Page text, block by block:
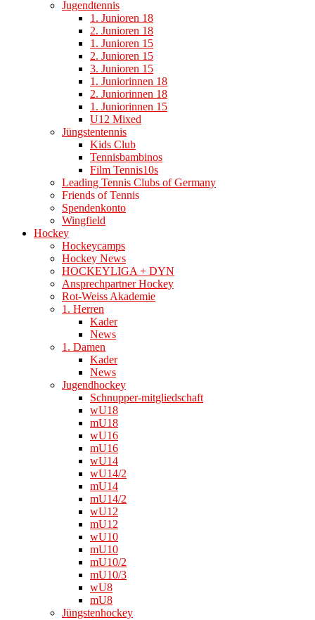
Jugendtennis
1. Junioren 18
2. Junioren 18
1. Junioren 15
2. Junioren 15
3. Junioren 15
1. Juniorinnen 18
2. Juniorinnen 18
1. Juniorinnen 15
U12 Mixed
Jüngstentennis
Kids Club
Tennisbambinos
Film Tennis10s
Leading Tennis Clubs of Germany
Friends of Tennis
Spendenkonto
Wingfield
Hockey
Hockeycamps
Hockey News
HOCKEYLIGA + DYN
Ansprechpartner Hockey
Rot-Weiss Akademie
1. Herren
Kader
News
1. Damen
Kader
News
Jugendhockey
Schnupper-mitgliedschaft
wU18
mU18
wU16
mU16
wU14
wU14/2
mU14
mU14/2
wU12
mU12
wU10
mU10
mU10/2
mU10/3
wU8
mU8
Jüngstenhockey